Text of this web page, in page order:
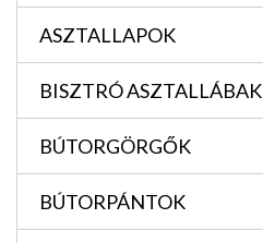
ASZTALLAPOK
BISZTRÓ ASZTALLÁBAK
BÚTORGÖRGŐK
BÚTORPÁNTOK